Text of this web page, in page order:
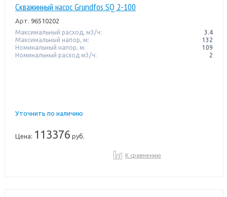
Скважинный насос Grundfos SQ 2-100
Арт. 96510202
Максимальный расход, м3/ч:
3.4
Максимальный напор, м:
132
Номинальный напор, м:
109
Номинальный расход м3/ч:
2
Уточнить по наличию
Цена: 113376 руб.
К сравнению